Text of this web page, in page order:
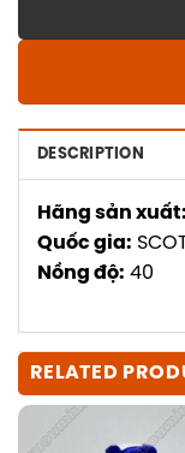
DESCRIPTION
Hãng sản xuất:
Quốc gia:
Nồng độ: 40
RELATED